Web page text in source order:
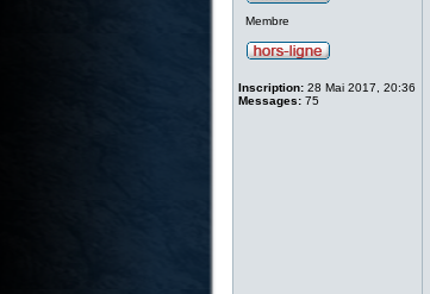
Membre
Inscription:28 Mai 2017, 20:36
Messages:75